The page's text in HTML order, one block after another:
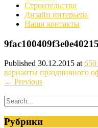
Строительство
Дизайн интерьера
Наши контакты
Published 30.12.2015 at
варианты праздничного
← Previous
Рубрики